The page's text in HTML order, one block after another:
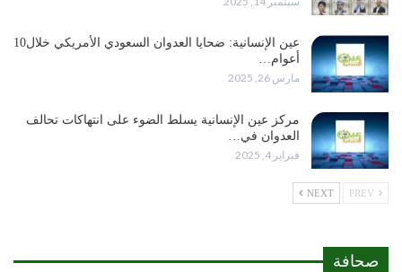
عين الإنسانية: ضحايا العدوان السعودي الأمريكي خلال10
أعوام…
مارس 26, 2025
مركز عين الإنسانية يسلط الضوء على انتهاكات تحالف
العدوان في…
فبراير 4, 2025
NEXT
صحافة